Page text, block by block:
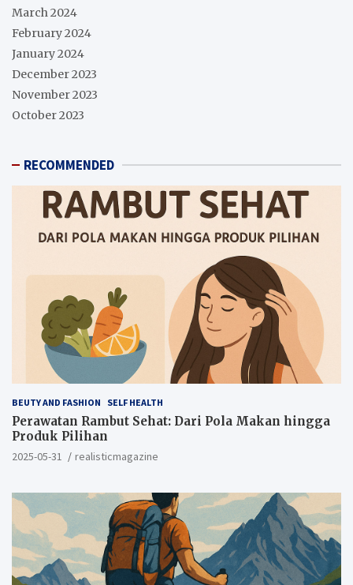
March 2024
February 2024
January 2024
December 2023
November 2023
October 2023
RECOMMENDED
BEUTY AND FASHION SELF HEALTH
Perawatan Rambut Sehat: Dari Pola Makan hingga
Produk Pilihan
2025-05-31 realisticmagazine